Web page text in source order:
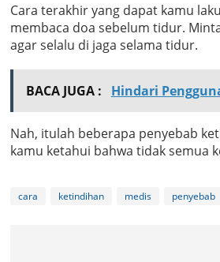
Cara terakhir yang dapat kamu
membaca doa sebelum tidur.
agar selalu di jaga selama tidur.
BACA JUGA : Hindari
Nah, itulah beberapa penyebab
kamu ketahui bahwa tidak semua
cara ketindihan medis penyebab